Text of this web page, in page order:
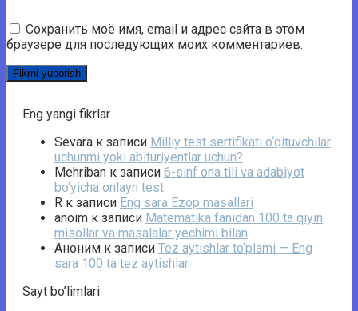
Сохранить моё имя, email и адрес сайта в этом
браузере для последующих моих комментариев.
Eng yangi fikrlar
Sevara к записи Milliy test sertifikati o‘qituvchilar
uchunmi yoki abituriyentlar uchun?
Mehriban к записи 6-sinf ona tili va adabiyot
bo‘yicha onlayn test
R к записи Eng sara Ezop masallari
anoim к записи Matematika fanidan 100 ta qiyin
misollar va masalalar yechimi bilan
Аноним к записи Tez aytishlar to‘plami — Eng
sara 100 ta tez aytishlar
Sayt bo’limlari